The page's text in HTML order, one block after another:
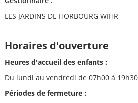
LES JARDINS DE HORBOURG WIHR
Horaires d'ouverture
Heures d'accueil des enfants :
Du lundi au vendredi de 07h00 à 19h30
Périodes de fermeture :